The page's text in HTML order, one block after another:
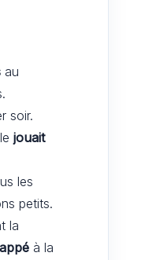
au
soir.
jouait
les
petits.
la
à la